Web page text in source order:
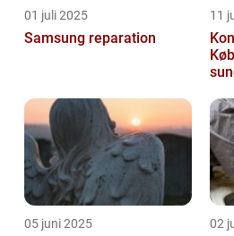
01 juli 2025
Samsung reparation
11
05 juni 2025 02